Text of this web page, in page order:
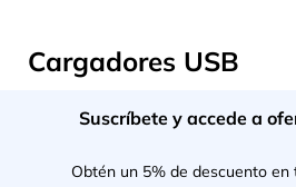
Cargadores USB
Suscríbete y accede a
Obtén un 5% de descuento en